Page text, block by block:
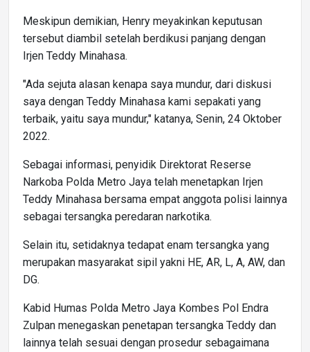
Meskipun demikian, Henry meyakinkan keputusan
tersebut diambil setelah berdikusi panjang dengan
Irjen Teddy Minahasa.
"Ada sejuta alasan kenapa saya mundur, dari diskusi
saya dengan Teddy Minahasa kami sepakati yang
terbaik, yaitu saya mundur," katanya, Senin, 24 Oktober
2022.
Sebagai informasi, penyidik Direktorat Reserse
Narkoba Polda Metro Jaya telah menetapkan Irjen
Teddy Minahasa bersama empat anggota polisi lainnya
sebagai tersangka peredaran narkotika.
Selain itu, setidaknya tedapat enam tersangka yang
merupakan masyarakat sipil yakni HE, AR, L, A, AW, dan
DG.
Kabid Humas Polda Metro Jaya Kombes Pol Endra
Zulpan menegaskan penetapan tersangka Teddy dan
lainnya telah sesuai dengan prosedur sebagaimana